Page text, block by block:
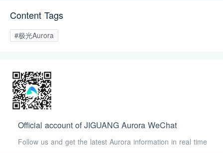
Content Tags
#极光Aurora
Official account of JIGUANG Aurora WeChat
Follow us and get the latest Aurora information in real time